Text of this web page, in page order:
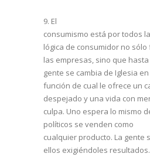
9. El
consumismo está por todos
lógica de consumidor no sólo
las empresas, sino que hasta
gente se cambia de Iglesia en
función de cual le ofrece un
despejado y una vida con
culpa. Uno espera lo mismo
políticos se venden como
cualquier producto. La gente
ellos exigiéndoles